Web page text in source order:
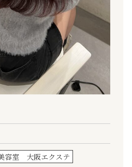
容室 大阪エクステ